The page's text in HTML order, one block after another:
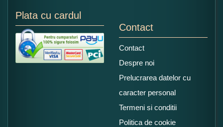
Plata cu cardul
Contact
Contact
Despre noi
Prelucrarea datelor cu
caracter personal
Termeni si conditii
Politica de cookie